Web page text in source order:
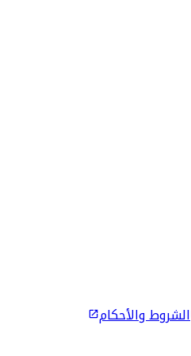
الشروط والأحكام